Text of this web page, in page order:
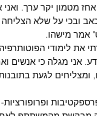
אחז מטמון יקר ערך.
ובכי על שלא
אמר מישהו.
את לימודי
אני מגלה כי אנשים
לגעת